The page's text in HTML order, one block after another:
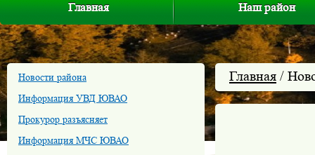
Главная Наш район
Новости района
Информация УВД ЮВАО
Прокурор разъясняет
Информация МЧС ЮВАО
Главная /